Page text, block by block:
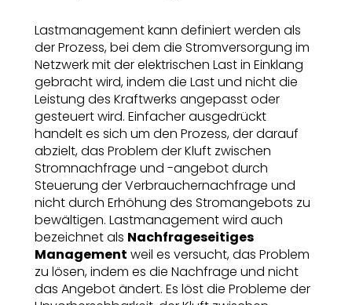
Lastmanagement kann definiert werden als
der Prozess, bei dem die Stromversorgung im
Netzwerk mit der elektrischen Last in Einklang
gebracht wird, indem die Last und nicht die
Leistung des Kraftwerks angepasst oder
gesteuert wird. Einfacher ausgedrückt
handelt es sich um den Prozess, der darauf
abzielt, das Problem der Kluft zwischen
Stromnachfrage und -angebot durch
Steuerung der Verbrauchernachfrage und
nicht durch Erhöhung des Stromangebots zu
bewältigen. Lastmanagement wird auch
bezeichnet als Nachfrageseitiges
Management weil es versucht, das Problem
zu lösen, indem es die Nachfrage und nicht
das Angebot ändert. Es löst die Probleme der